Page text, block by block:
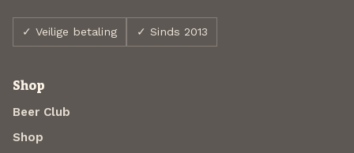
✓ Veilige betaling ✓ Sinds 2013
Shop
Beer Club
Shop